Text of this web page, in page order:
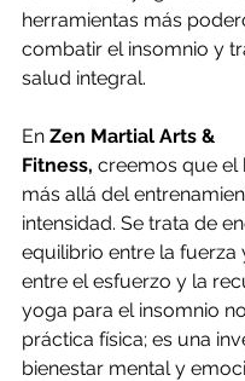
herramientas más
combatir el insomnio y
salud integral.
En Zen Martial Arts &
Fitness, creemos que el
más allá del
intensidad. Se trata de
equilibrio entre la fuerza
entre el esfuerzo y la
yoga para el insomnio
práctica física; es una
bienestar mental y